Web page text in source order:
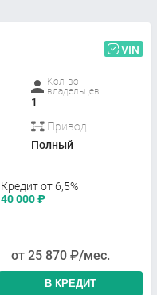
VIN
Кол-во
владельцев
1
Привод
Полный
Кредит от 6,5%
40 000₽
от 25 870 ₽/мес.
В КРЕДИТ